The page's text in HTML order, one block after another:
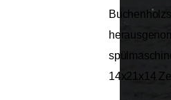
14x21x14